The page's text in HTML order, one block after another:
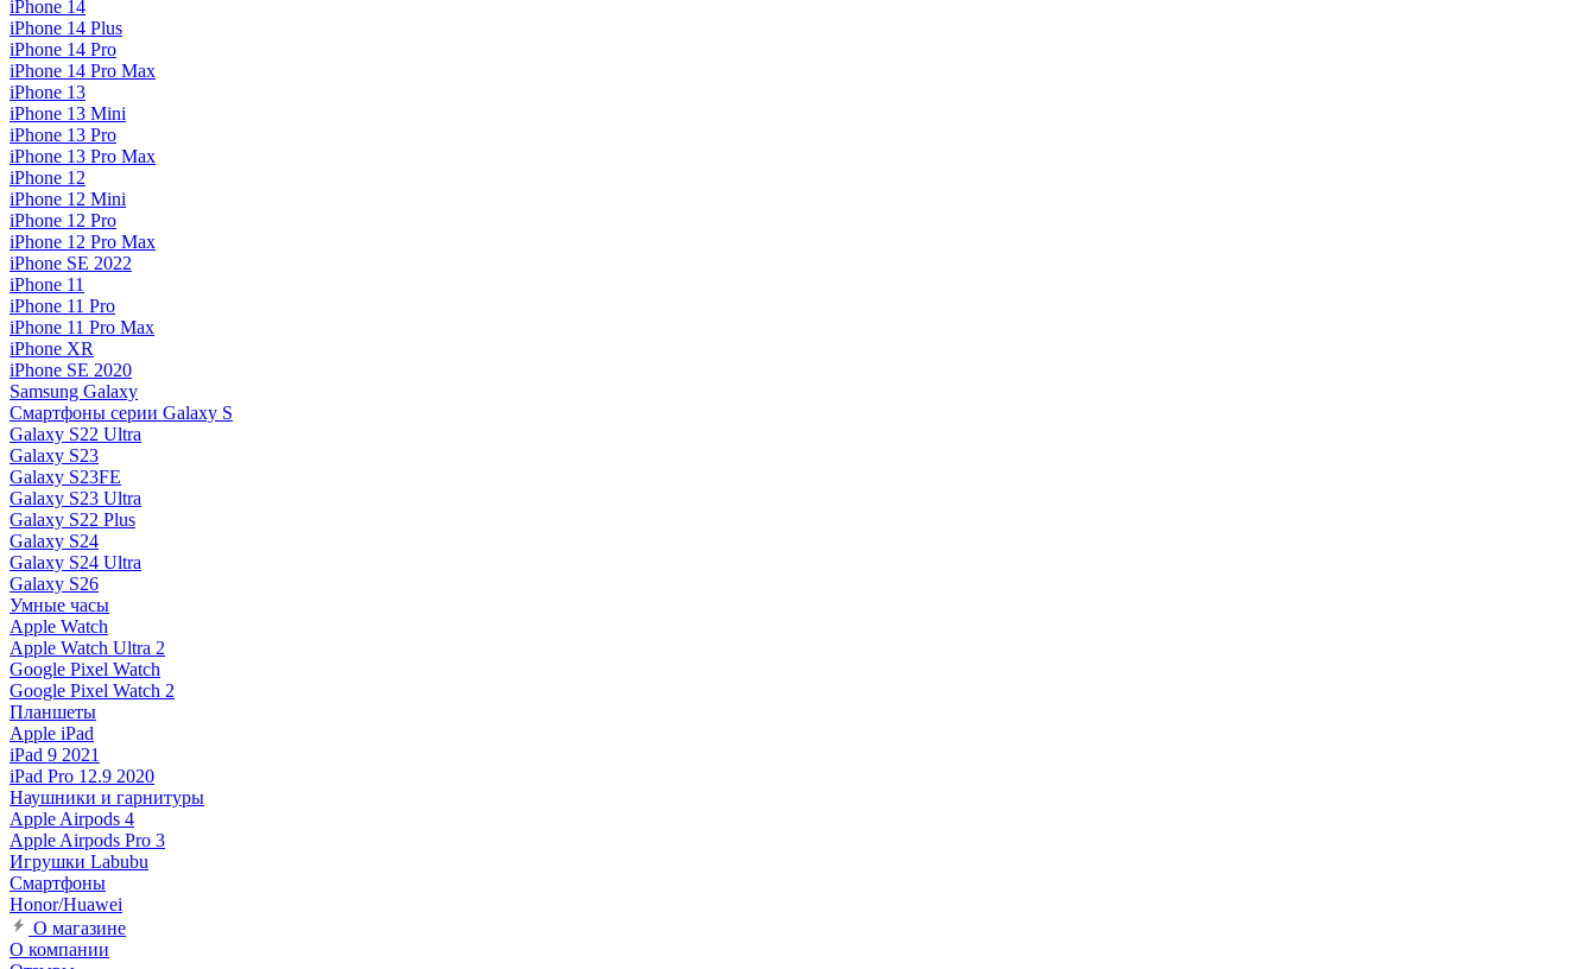
iPhone 14
iPhone 14 Plus
iPhone 14 Pro
iPhone 14 Pro Max
iPhone 13
iPhone 13 Mini
iPhone 13 Pro
iPhone 13 Pro Max
iPhone 12
iPhone 12 Mini
iPhone 12 Pro
iPhone 12 Pro Max
iPhone SE 2022
iPhone 11
iPhone 11 Pro
iPhone 11 Pro Max
iPhone XR
iPhone SE 2020
Samsung Galaxy
Смартфоны серии Galaxy S
Galaxy S22 Ultra
Galaxy S23
Galaxy S23FE
Galaxy S23 Ultra
Galaxy S22 Plus
Galaxy S24
Galaxy S24 Ultra
Galaxy S26
Умные часы
Apple Watch
Apple Watch Ultra 2
Google Pixel Watch
Google Pixel Watch 2
Планшеты
Apple iPad
iPad 9 2021
iPad Pro 12.9 2020
Наушники и гарнитуры
Apple Airpods 4
Apple Airpods Pro 3
Игрушки Labubu
Смартфоны
Honor/Huawei
О магазине
О компании